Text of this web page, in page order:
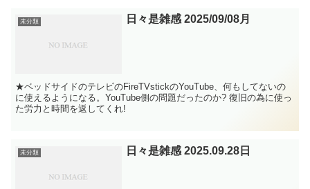
未分類 日々是雑感 2025/09/08月
★ベッドサイドのテレビのFireTVstickのYouTube、何もしてないの
に使えるようになる。YouTube側の問題だったのか? 復旧の為に使っ
た労力と時間を返してくれ!
未分類 日々是雑感 2025.09.28日